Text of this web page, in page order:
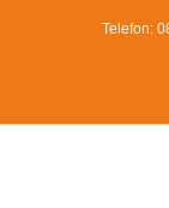
Telefon: